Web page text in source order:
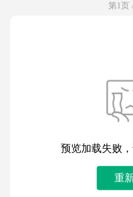
第1页
预览加载失败
重